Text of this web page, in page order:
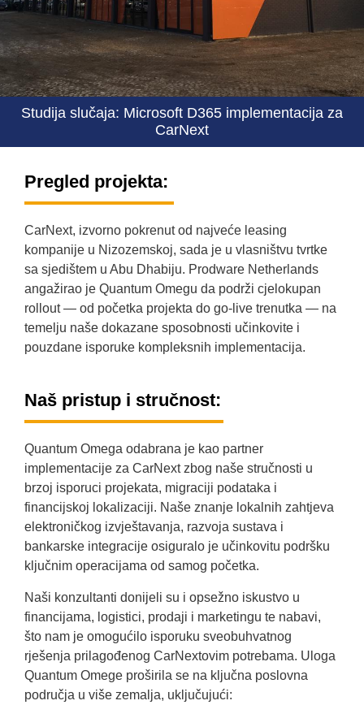
Studija slučaja: Microsoft D365 implementacija za
CarNext
Pregled projekta:
CarNext, izvorno pokrenut od najveće leasing
kompanije u Nizozemskoj, sada je u vlasništvu tvrtke
sa sjedištem u Abu Dhabiju. Prodware Netherlands
angažirao je Quantum Omegu da podrži cjelokupan
rollout — od početka projekta do go-live trenutka — na
temelju naše dokazane sposobnosti učinkovite i
pouzdane isporuke kompleksnih implementacija.
Naš pristup i stručnost:
Quantum Omega odabrana je kao partner
implementacije za CarNext zbog naše stručnosti u
brzoj isporuci projekata, migraciji podataka i
financijskoj lokalizaciji. Naše znanje lokalnih zahtjeva
elektroničkog izvještavanja, razvoja sustava i
bankarske integracije osiguralo je učinkovitu podršku
ključnim operacijama od samog početka.
Naši konzultanti donijeli su i opsežno iskustvo u
financijama, logistici, prodaji i marketingu te nabavi,
što nam je omogućilo isporuku sveobuhvatnog
rješenja prilagođenog CarNextovim potrebama. Uloga
Quantum Omege proširila se na ključna poslovna
područja u više zemalja, uključujući: